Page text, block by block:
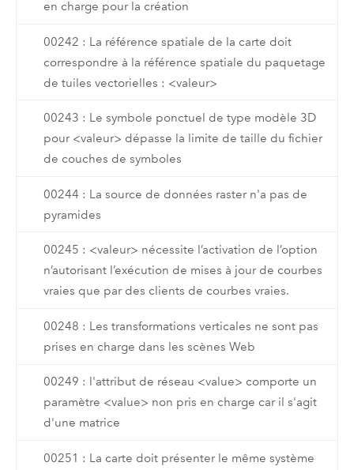
en charge pour la création
00242 : La référence spatiale de la carte doit
correspondre à la référence spatiale du paquetage
de tuiles vectorielles : <valeur>
00243 : Le symbole ponctuel de type modèle 3D
pour <valeur> dépasse la limite de taille du fichier
de couches de symboles
00244 : La source de données raster n'a pas de
pyramides
00245 : <valeur> nécessite l’activation de l’option
n’autorisant l’exécution de mises à jour de courbes
vraies que par des clients de courbes vraies.
00248 : Les transformations verticales ne sont pas
prises en charge dans les scènes Web
00249 : l'attribut de réseau <value> comporte un
paramètre <value> non pris en charge car il s'agit
d'une matrice
00251 : La carte doit présenter le même système